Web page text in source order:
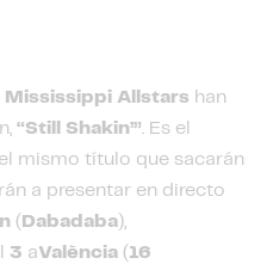
Mississippi Allstars han
“Still Shakin’”. Es el
mismo título que sacarán
a presentar en directo
( Dabadaba),
3 aValència ( 16